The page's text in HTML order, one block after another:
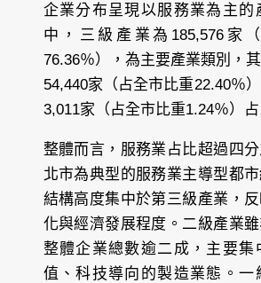
企業分布呈現以服務業為主的
中，三級產業為185,576家
76.36％），為主要產業類別，
54,440家（占全市比重22.40％
3,011家（占全市比重1.24％）占
整體而言，服務業占比超過四
北市為典型的服務業主導型都
結構高度集中於第三級產業，
化與經濟發展程度。二級產業
整體企業總數逾二成，主要集
值、科技導向的製造業態。一